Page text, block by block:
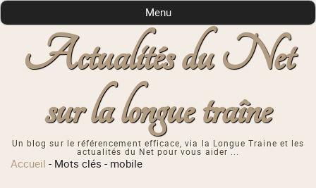
Actualités du Net
sur la longue traîne
Un blog sur le référencement efficace, via la Longue Traine et les
actualités du Net pour vous aider ...
Menu
Accueil - Mots clés - mobile